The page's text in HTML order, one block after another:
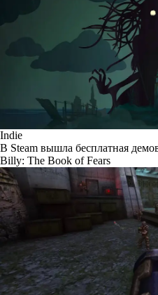
Indie
В Steam вышла бесплатная
Billy: The Book of Fears